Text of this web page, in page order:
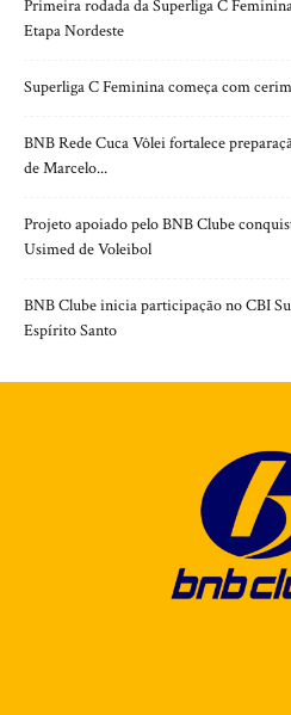
Primeira rodada da Superliga C
Etapa Nordeste
Superliga C Feminina começa com
BNB Rede Cuca Vôlei fortalece
de Marcelo...
Projeto apoiado pelo BNB Clube
Usimed de Voleibol
BNB Clube inicia participação no CBI
Espírito Santo